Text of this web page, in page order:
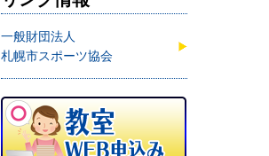
一般財団法人
札幌市スポーツ協会